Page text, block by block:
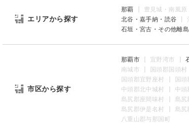
エリアから探す
那覇 豊見城・南風原
北谷・嘉手納・読谷
石垣・宮古・その他離島
市区から探す
那覇市 宜野湾市
南城市
国頭郡国頭村
国頭郡宜野座村
国頭
中頭郡北中城村
中頭
島尻郡座間味村
島尻
島尻郡伊是名村
島尻
八重山郡与那国町